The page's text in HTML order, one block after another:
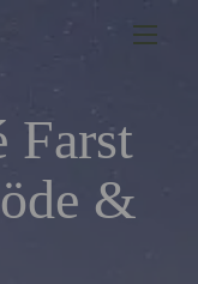
Farst
&